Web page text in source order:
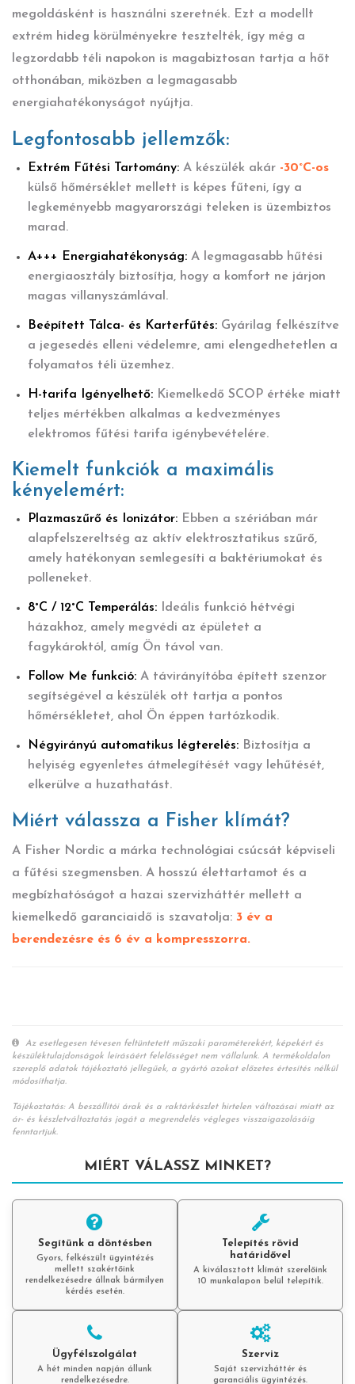
megoldásként is használni szeretnék. Ezt a modellt
extrém hideg körülményekre tesztelték, így még a
legzordabb téli napokon is magabiztosan tartja a hőt
otthonában, miközben a legmagasabb
energiahatékonyságot nyújtja.
Legfontosabb jellemzők:
Extrém Fűtési Tartomány: A készülék akár -30°C-os
külső hőmérséklet mellett is képes fűteni, így a
legkeményebb magyarországi teleken is üzembiztos
marad.
A+++ Energiahatékonyság: A legmagasabb hűtési
energiaosztály biztosítja, hogy a komfort ne járjon
magas villanyszámlával.
Beépített Tálca- és Karterfűtés: Gyárilag felkészítve
a jegesedés elleni védelemre, ami elengedhetetlen a
folyamatos téli üzemhez.
H-tarifa Igényelhető: Kiemelkedő SCOP értéke miatt
teljes mértékben alkalmas a kedvezményes
elektromos fűtési tarifa igénybevételére.
Kiemelt funkciók a maximális
kényelemért:
Plazmaszűrő és Ionizátor: Ebben a szériában már
alapfelszereltség az aktív elektrosztatikus szűrő,
amely hatékonyan semlegesíti a baktériumokat és
polleneket.
8°C / 12°C Temperálás: Ideális funkció hétvégi
házakhoz, amely megvédi az épületet a
fagykároktól, amíg Ön távol van.
Follow Me funkció: A távirányítóba épített szenzor
segítségével a készülék ott tartja a pontos
hőmérsékletet, ahol Ön éppen tartózkodik.
Négyirányú automatikus légterelés: Biztosítja a
helyiség egyenletes átmelegítését vagy lehűtését,
elkerülve a huzathatást.
Miért válassza a Fisher klímát?
A Fisher Nordic a márka technológiai csúcsát képviseli
a fűtési szegmensben. A hosszú élettartamot és a
megbízhatóságot a hazai szervizháttér mellett a
kiemelkedő garanciaidő is szavatolja: 3 év a
berendezésre és 6 év a kompresszorra.
Az esetlegesen tévesen feltüntetett műszaki paraméterekért, képekért és
készüléktulajdonságok leírásáért felelősséget nem vállalunk. A termékoldalon
szereplő adatok tájékoztató jellegűek, a gyártó azokat előzetes értesítés nélkül
módosíthatja.
Tájékoztatás: A beszállítói árak és a raktárkészlet hirtelen változásai miatt az
ár- és készletváltoztatás jogát a megrendelés végleges visszaigazolásáig
fenntartjuk.
MIÉRT VÁLASSZ MINKET?
Segítünk a döntésben
Gyors, felkészült ügyintézés
mellett szakértőink
rendelkezésedre állnak bármilyen
kérdés esetén.
Telepítés rövid
határidővel
A kiválasztott klímát szerelőink
10 munkalapon belül telepítik.
Ügyfélszolgálat
A hét minden napján állunk
rendelkezésedre.
Szerviz
Saját szervizháttér és
garanciális ügyintézés.